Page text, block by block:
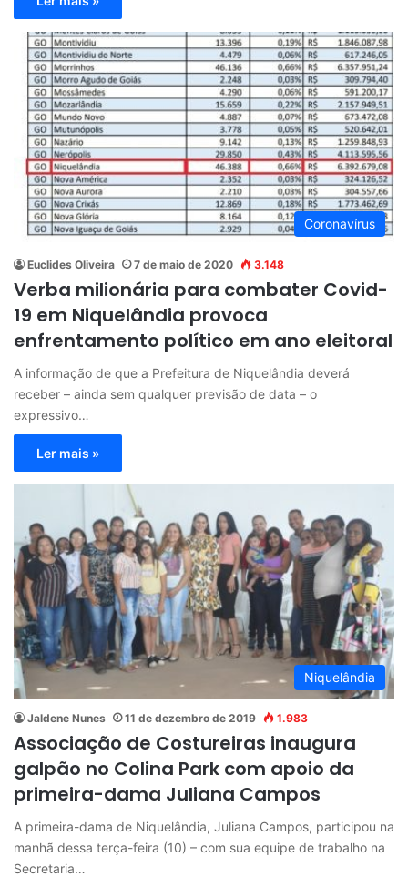
Coronavírus
Euclides Oliveira 7 de maio de 2020 3.148
Verba milionária para combater Covid-
19 em Niquelândia provoca
enfrentamento político em ano eleitoral
A informação de que a Prefeitura de Niquelândia deverá
receber – ainda sem qualquer previsão de data – o
expressivo…
Ler mais »
Niquelândia
Jaldene Nunes 11 de dezembro de 2019 1.983
Associação de Costureiras inaugura
galpão no Colina Park com apoio da
primeira-dama Juliana Campos
A primeira-dama de Niquelândia, Juliana Campos, participou na
manhã dessa terça-feira (10) – com sua equipe de trabalho na
Secretaria…